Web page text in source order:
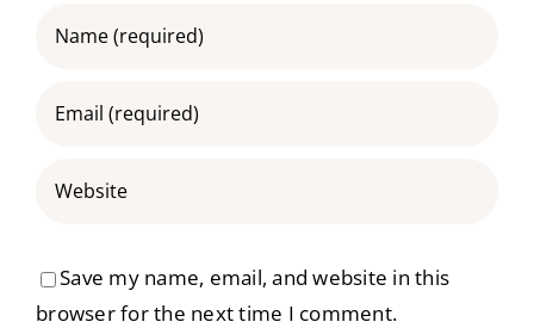
Save my name, email, and website in this
browser for the next time I comment.